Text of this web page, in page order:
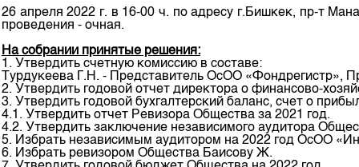
Руководство
Внутренний аудитор
Комитеты
Участники торгов
Наши партнеры
Cтратегия развития
Центр раскрытия
Аналитика
Финансовый рынок
Пресс-клуб
25 лет ЗАО КФБ
26 апреля 2022 г. в 16-00 ч. по адресу г.Бишкек, пр-т
проведения - очная.
На собрании принятые решения:
1. Утвердить счетную комиссию в составе:
Турдукеева Г.Н. - Представитель ОсОО «Фондрегистр»,
2. Утвердить годовой отчет директора о финансово-
3. Утвердить годовой бухгалтерский баланс, счет о
4.1. Утвердить отчет Ревизора Общества за 2021 год.
4.2. Утвердить заключение независимого аудитора
5. Избрать независимым аудитором на 2022 год ОсОО
6. Избрать ревизором Общества Баисову Ж.